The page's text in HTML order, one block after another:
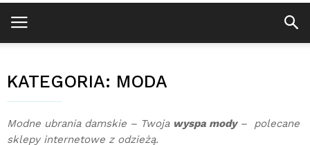
KATEGORIA: MODA
Modne ubrania damskie – Twoja wyspa mody– polecane
sklepy internetowe z odzieżą.